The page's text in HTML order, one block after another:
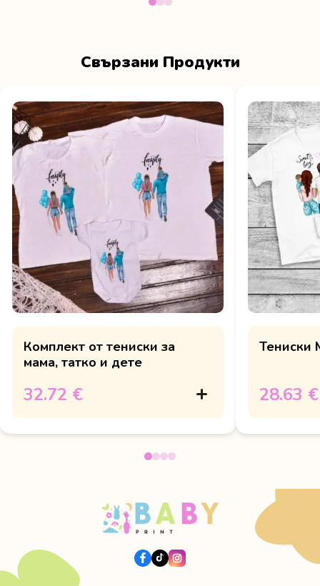
Свързани Продукти
Комплект от тениски за
мама, татко и дете
32.72 €
Тениски
28.63 €